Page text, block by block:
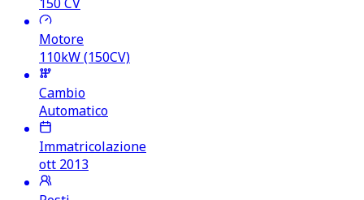
Motore
110kW (150CV)
Cambio
Automatico
Immatricolazione
ott 2013